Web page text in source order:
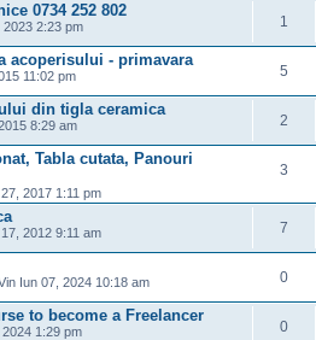
0734 252 802
2023 2:23 pm 1
acoperisului - primavara
11:02 pm 5
din tigla ceramica
8:29 am 2
Tabla cutata, Panouri
2017 1:11 pm
3
2012 9:11 am 7
Iun 07, 2024 10:18 am 0
to become a Freelancer
1:29 pm 0